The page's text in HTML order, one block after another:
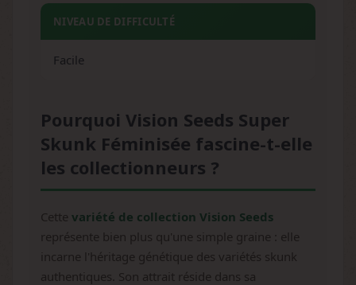
NIVEAU DE DIFFICULTÉ
Facile
Pourquoi Vision Seeds Super
Skunk Féminisée fascine-t-elle
les collectionneurs ?
Cette variété de collection Vision Seeds
représente bien plus qu'une simple graine : elle
incarne l'héritage génétique des variétés skunk
authentiques. Son attrait réside dans sa